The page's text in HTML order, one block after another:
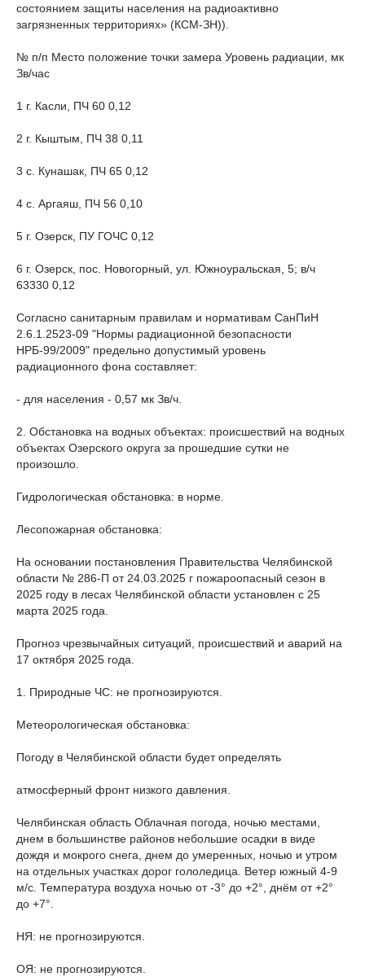
состоянием защиты населения на радиоактивно
загрязненных территориях» (КСМ-ЗН)).
№ п/п Место положение точки замера Уровень радиации, мк
Зв/час
1 г. Касли, ПЧ 60 0,12
2 г. Кыштым, ПЧ 38 0,11
3 с. Кунашак, ПЧ 65 0,12
4 с. Аргаяш, ПЧ 56 0,10
5 г. Озерск, ПУ ГОЧС 0,12
6 г. Озерск, пос. Новогорный, ул. Южноуральская, 5; в/ч
63330 0,12
Согласно санитарным правилам и нормативам СанПиН
2.6.1.2523-09 "Нормы радиационной безопасности
НРБ-99/2009" предельно допустимый уровень
радиационного фона составляет:
- для населения - 0,57 мк Зв/ч.
2. Обстановка на водных объектах: происшествий на водных
объектах Озерского округа за прошедшие сутки не
произошло.
Гидрологическая обстановка: в норме.
Лесопожарная обстановка:
На основании постановления Правительства Челябинской
области № 286-П от 24.03.2025 г пожароопасный сезон в
2025 году в лесах Челябинской области установлен с 25
марта 2025 года.
Прогноз чрезвычайных ситуаций, происшествий и аварий на
17 октября 2025 года.
1. Природные ЧС: не прогнозируются.
Метеорологическая обстановка:
Погоду в Челябинской области будет определять
атмосферный фронт низкого давления.
Челябинская область Облачная погода, ночью местами,
днем в большинстве районов небольшие осадки в виде
дождя и мокрого снега, днем до умеренных, ночью и утром
на отдельных участках дорог гололедица. Ветер южный 4-9
м/с. Температура воздуха ночью от -3° до +2°, днём от +2°
до +7°.
НЯ: не прогнозируются.
ОЯ: не прогнозируются.